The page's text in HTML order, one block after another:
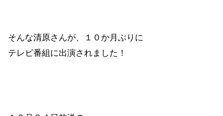
そんな清原さんが、１０か月ぶりに
テレビ番組に出演されました！